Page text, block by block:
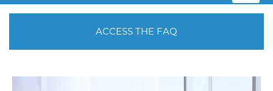
ACCESS THE FAQ